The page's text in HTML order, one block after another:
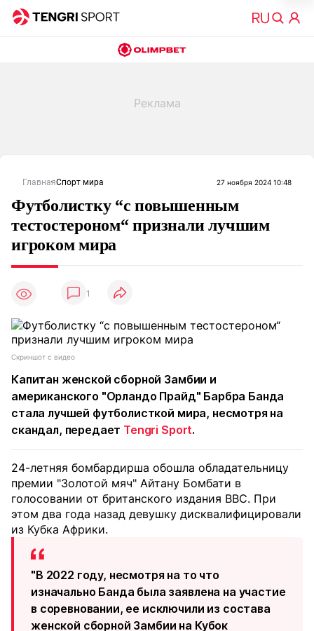
ГлавнаяСпорт мира 27 ноября 2024 10:48
Футболистку “с повышенным
тестостероном“ признали лучшим
игроком мира
1
Скриншот с видео
Капитан женской сборной Замбии и
американского "Орландо Прайд" Барбра Банда
стала лучшей футболисткой мира, несмотря на
скандал, передает Tengri Sport.
24-летняя бомбардирша обошла обладательницу
премии "Золотой мяч" Айтану Бомбати в
голосовании от британского издания BBC. При
этом два года назад девушку дисквалифицировали
из Кубка Африки.
"В 2022 году, несмотря на то что
изначально Банда была заявлена ​​на участие
в соревновании, ее исключили из состава
женской сборной Замбии на Кубок